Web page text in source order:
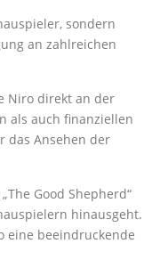
sondern
an zahlreichen
Niro direkt an der
als auch finanziellen
das Ansehen der
Good Shepherd“
hinausgeht.
eine beeindruckende